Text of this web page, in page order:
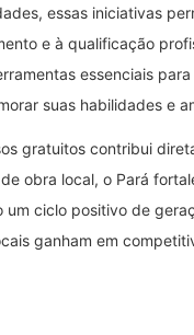
essas iniciativas
e à qualificação
essenciais
suas habilidades e
gratuitos contribui
obra local, o Pará
ciclo positivo de
ganham em